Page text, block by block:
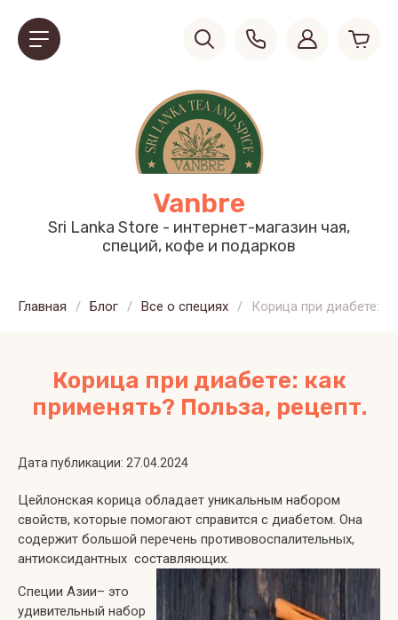
Vanbre
Sri Lanka Store - интернет-магазин чая,
специй, кофе и подарков
Главная / Блог / Все о специях / Корица при диабете:
Корица при диабете: как
применять? Польза, рецепт.
Дата публикации: 27.04.2024
Цейлонская корица обладает уникальным набором
свойств, которые помогают справится с диабетом. Она
содержит большой перечень противовоспалительных,
антиоксидантных составляющих.
Специи Азии– это
удивительный набор